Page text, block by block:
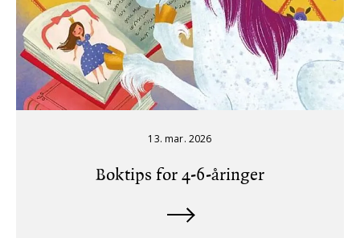
13. mar. 2026
Boktips for 4-6-åringer